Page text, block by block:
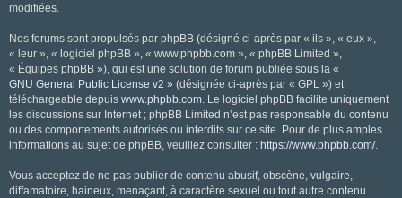
modifiées.
Nos forums sont propulsés par phpBB (désigné ci-après par « ils », « eux »,
« leur », « logiciel phpBB », « www.phpbb.com », « phpBB Limited »,
« Équipes phpBB »), qui est une solution de forum publiée sous la «
GNU General Public License v2 » (désignée ci-après par « GPL ») et
téléchargeable depuis www.phpbb.com. Le logiciel phpBB facilite uniquement
les discussions sur Internet ; phpBB Limited n’est pas responsable du contenu
ou des comportements autorisés ou interdits sur ce site. Pour de plus amples
informations au sujet de phpBB, veuillez consulter : https://www.phpbb.com/.
Vous acceptez de ne pas publier de contenu abusif, obscène, vulgaire,
diffamatoire, haineux, menaçant, à caractère sexuel ou tout autre contenu